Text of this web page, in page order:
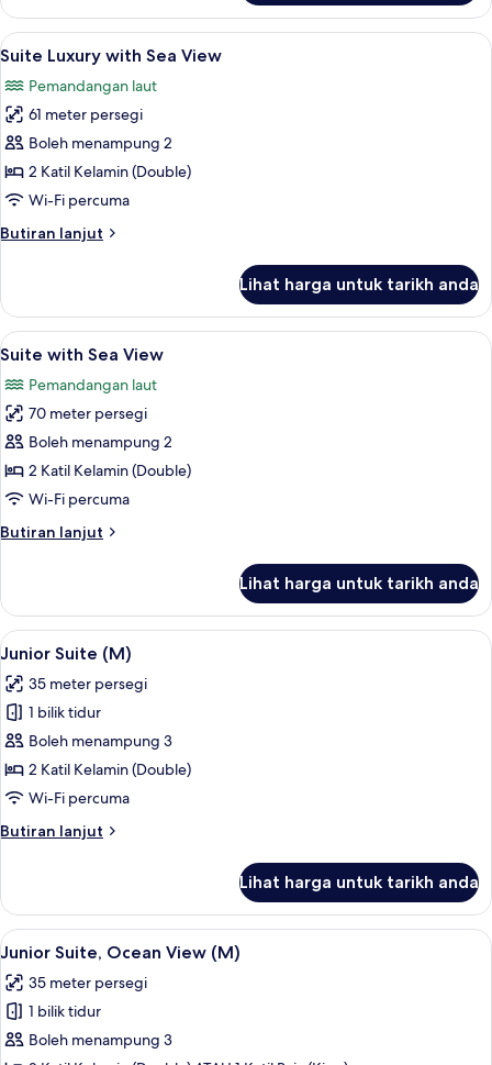
Junior
with
Sea
Lihat
semua
foto
untuk
Suite
Luxury
with
View
Bar mini, peti besi dalam bilik,
4
Suite Luxury with Sea View
Pemandangan laut
61 meter persegi
Boleh menampung 2
2 Katil Kelamin (Double)
Wi-Fi percuma
Butiran lanjut
Butiran
Luxury
with
Sea
Lihat harga untuk tarikh anda
Lihat
semua
foto
untuk
Suite
with
Sea
Bar mini, peti besi dalam bilik,
2
Suite with Sea View
Pemandangan laut
70 meter persegi
Boleh menampung 2
2 Katil Kelamin (Double)
Wi-Fi percuma
Butiran lanjut
Butiran
with
Sea
View
Lihat harga untuk tarikh anda
Lihat
semua
foto
untuk
Junior
Suite
(M)
Bar mini, peti besi dalam bilik,
2
Junior Suite (M)
35 meter persegi
1 bilik tidur
Boleh menampung 3
2 Katil Kelamin (Double)
Wi-Fi percuma
Butiran lanjut
Butiran
Suite
(M)
Lihat harga untuk tarikh anda
Lihat
semua
foto
untuk
Junior
Bar mini, peti besi dalam bilik,
2
Junior Suite, Ocean View (M)
35 meter persegi
1 bilik tidur
Boleh menampung 3